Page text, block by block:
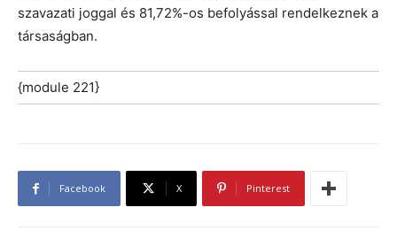
szavazati joggal és 81,72%-os befolyással rendelkeznek a
társaságban.
{module 221}
Facebook X Pinterest